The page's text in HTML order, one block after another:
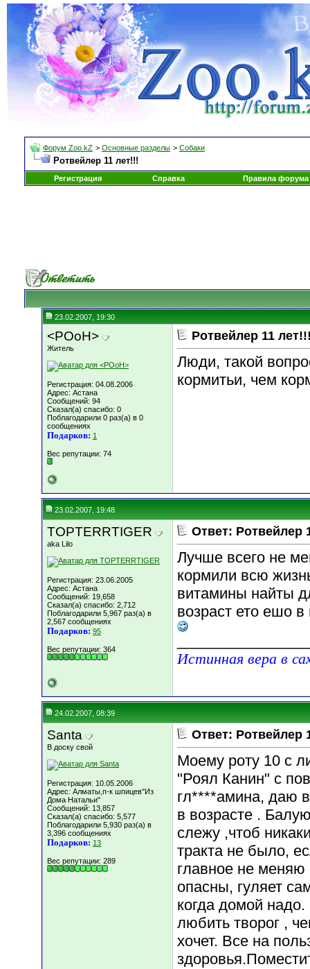
Форум Zoo.kZ > Основные разделы > Собаки
Ротвейлер 11 лет!!!
Регистрация Справка Правила форума
23.02.2007, 19:30
<POoH>
Житель
Регистрация: 04.08.2006
Адрес: Астана
Сообщений: 94
Сказал(а) спасибо: 0
Поблагодарили 0 раз(а) в 0
сообщениях
Подарков: 1
Вес репутации: 74
Ротвейлер 11
Люди, такой
кормитьи, чем
23.02.2007, 19:48
TOPTERRTIGER
aka Lilo
Регистрация: 23.06.2005
Адрес: Астана
Сообщений: 19,658
Сказал(а) спасибо: 2,712
Поблагодарили 5,967 раз(а) в
2,567 сообщениях
Подарков: 95
Вес репутации: 364
Ответ: Ротвейлер
Лучше всего не
кормили всю
витамины найты
возраст ето ешо
Истинная вера в
24.02.2007, 08:39
Santa
В доску свой
Регистрация: 10.05.2006
Адрес: Алматы,п-к шпицев"Из
Дома Натальи"
Сообщений: 13,857
Сказал(а) спасибо: 5,577
Поблагодарили 5,930 раз(а) в
3,396 сообщениях
Подарков: 13
Вес репутации: 289
Ответ: Ротвейлер
Моему роту 10 с
"Роял Канин" с
гл****амина, даю
в возрасте .
слежу ,чтоб
тракта не было,
главное не меняю
опасны, гуляет
когда домой
любить творог ,
хочет. Все на